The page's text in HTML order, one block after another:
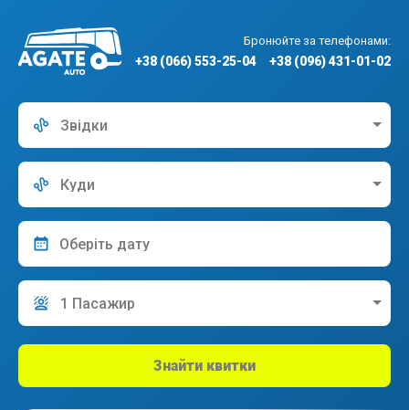
Бронюйте за телефонами:
+38 (066) 553-25-04 +38 (096) 431-01-02
Звідки
Куди
1 Пасажир
Знайти квитки